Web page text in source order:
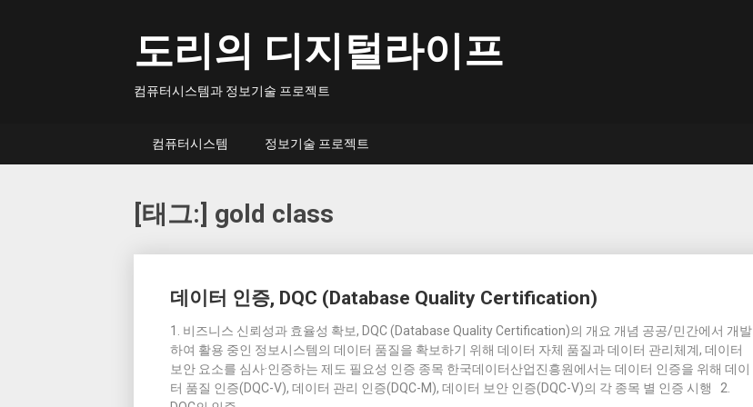
도리의 디지털라이프
컴퓨터시스템과 정보기술 프로젝트
컴퓨터시스템 정보기술 프로젝트
[태그:] gold class
데이터 인증, DQC (Database Quality Certification)
1. 비즈니스 신뢰성과 효율성 확보, DQC (Database Quality Certification)의 개요 개념 공공/민간에서 개발
하여 활용 중인 정보시스템의 데이터 품질을 확보하기 위해 데이터 자체 품질과 데이터 관리체계, 데이터
보안 요소를 심사·인증하는 제도 필요성 인증 종목 한국데이터산업진흥원에서는 데이터 인증을 위해 데이
터 품질 인증(DQC-V), 데이터 관리 인증(DQC-M), 데이터 보안 인증(DQC-V)의 각 종목 별 인증 시행 2.
navigation